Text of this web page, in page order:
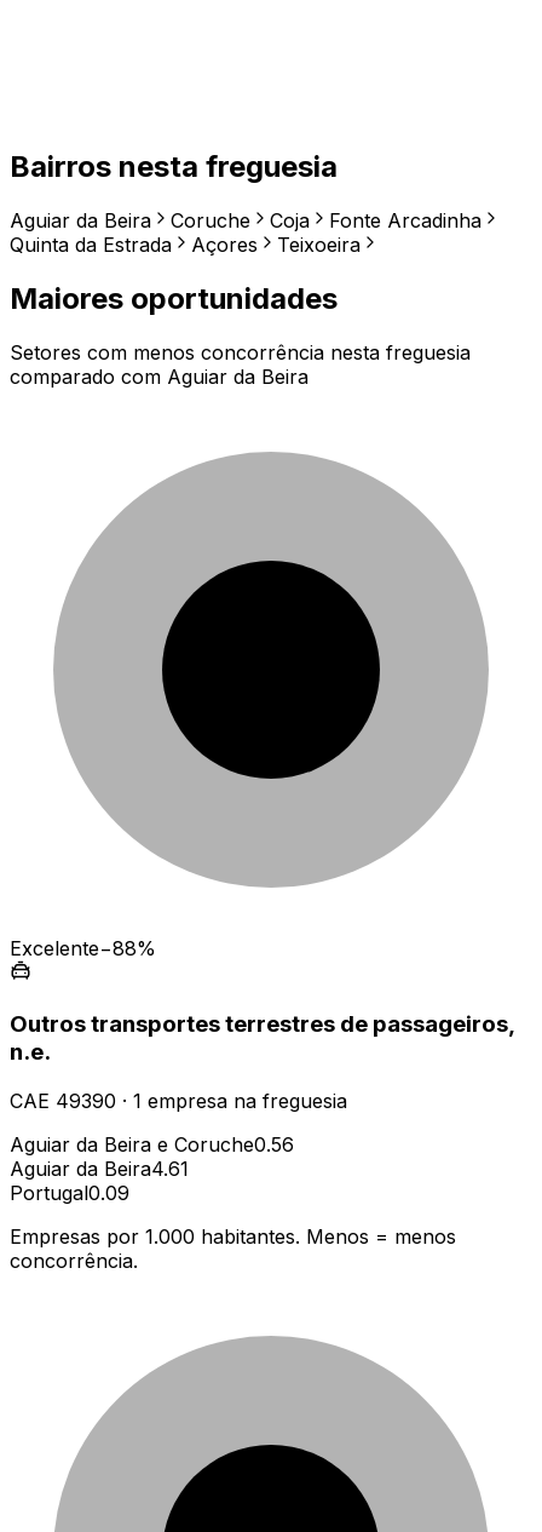
Bairros nesta freguesia
Aguiar da Beira Coruche Coja
Fonte Arcadinha
Quinta da Estrada
Açores Teixoeira
Maiores oportunidades
Setores com menos concorrência nesta freguesia
comparado com Aguiar da Beira
Excelente−88%
Outros transportes terrestres de passageiros,
n.e.
CAE 49390 · 1 empresa na freguesia
Aguiar da Beira e Coruche0.56
Aguiar da Beira4.61
Portugal0.09
Empresas por 1.000 habitantes. Menos = menos
concorrência.